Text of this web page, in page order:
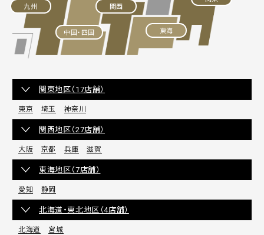
東海
関西
中国・四国
九州
関東地区（17店舗）
東京 埼玉 神奈川
関西地区（27店舗）
大阪 京都 兵庫 滋賀
東海地区（7店舗）
愛知 静岡
北海道・東北地区（4店舗）
北海道 宮城